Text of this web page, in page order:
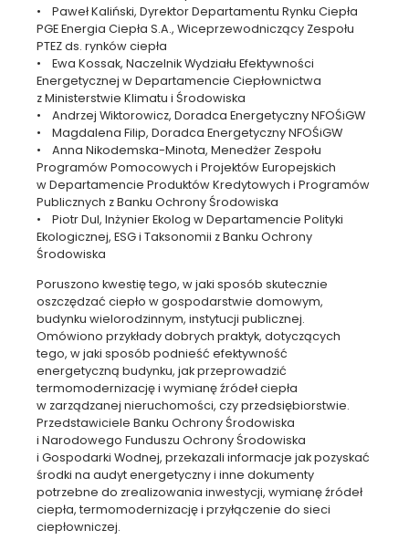
• Paweł Kaliński, Dyrektor Departamentu Rynku Ciepła
PGE Energia Ciepła S.A., Wiceprzewodniczący Zespołu
PTEZ ds. rynków ciepła
• Ewa Kossak, Naczelnik Wydziału Efektywności
Energetycznej w Departamencie Ciepłownictwa
z Ministerstwie Klimatu i Środowiska
• Andrzej Wiktorowicz, Doradca Energetyczny NFOŚiGW
• Magdalena Filip, Doradca Energetyczny NFOŚiGW
• Anna Nikodemska-Minota, Menedżer Zespołu
Programów Pomocowych i Projektów Europejskich
w Departamencie Produktów Kredytowych i Programów
Publicznych z Banku Ochrony Środowiska
• Piotr Dul, Inżynier Ekolog w Departamencie Polityki
Ekologicznej, ESG i Taksonomii z Banku Ochrony
Środowiska
Poruszono kwestię tego, w jaki sposób skutecznie
oszczędzać ciepło w gospodarstwie domowym,
budynku wielorodzinnym, instytucji publicznej.
Omówiono przykłady dobrych praktyk, dotyczących
tego, w jaki sposób podnieść efektywność
energetyczną budynku, jak przeprowadzić
termomodernizację i wymianę źródeł ciepła
w zarządzanej nieruchomości, czy przedsiębiorstwie.
Przedstawiciele Banku Ochrony Środowiska
i Narodowego Funduszu Ochrony Środowiska
i Gospodarki Wodnej, przekazali informacje jak pozyskać
środki na audyt energetyczny i inne dokumenty
potrzebne do zrealizowania inwestycji, wymianę źródeł
ciepła, termomodernizację i przyłączenie do sieci
ciepłowniczej.